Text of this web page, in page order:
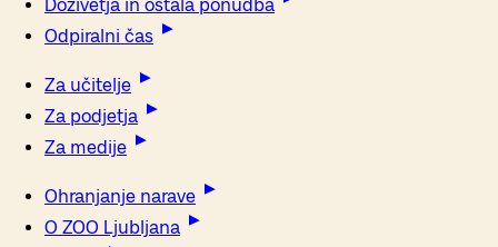
Doživetja in ostala ponudba
Odpiralni čas
Za učitelje
Za podjetja
Za medije
Ohranjanje narave
O ZOO Ljubljana